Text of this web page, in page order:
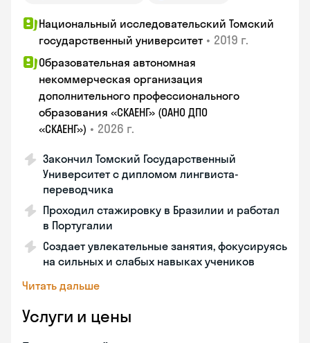
Национальный исследовательский Томский
государственный университет • 2019 г.
Образовательная автономная
некоммерческая организация
дополнительного профессионального
образования «СКАЕНГ» (ОАНО ДПО
«СКАЕНГ») • 2026 г.
Закончил Томский Государственный
Университет с дипломом лингвиста-
переводчика
Проходил стажировку в Бразилии и работал
в Португалии
Создает увлекательные занятия, фокусируясь
на сильных и слабых навыках учеников
Читать дальше
Услуги и цены